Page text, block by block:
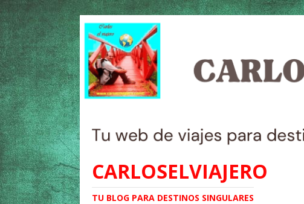
CARLOSELVIAJERO
TU BLOG PARA DESTINOS SINGULARES